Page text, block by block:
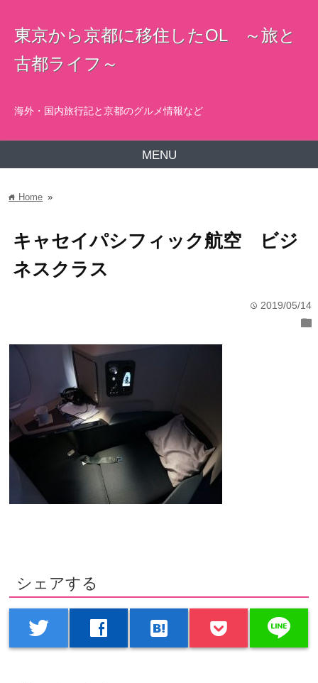
東京から京都に移住したOL ～旅と
古都ライフ～
海外・国内旅行記と京都のグルメ情報など
MENU
home Home »
キャセイパシフィック航空 ビジ
ネスクラス
time 2019/05/14
folder
シェアする
twitter facebook hatenabookmark line